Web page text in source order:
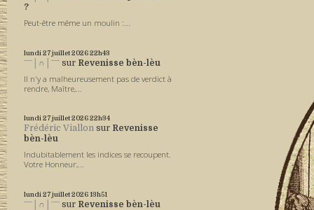
?
Peut-être même un moulin :...
lundi 27juillet 2026 22h43
ˉˉˉ│∩│ˉˉˉ sur Revenisse bèn-lèu
Il n'y a malheureusement pas de verdict à
rendre, Maître,...
lundi 27juillet 2026 22h34
Frédéric Viallon sur Revenisse
bèn-lèu
Indubitablement les indices se recoupent.
Votre Honneur,...
lundi 27juillet 2026 13h51
ˉˉˉ│∩│ˉˉˉ sur Revenisse bèn-lèu